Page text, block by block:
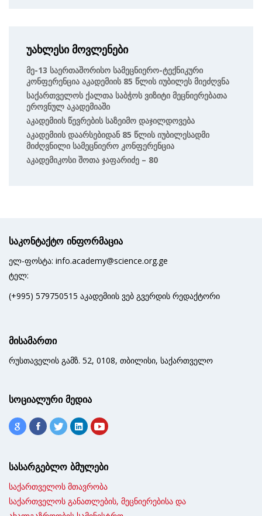
უახლესი მოვლენები
Მე-13 Საერთაშორისო Სამეცნიერო-Ტექნიკური
Კონფერენცია Აკადემიის 85 Წლის Იუბილეს Მიეძღვნა
Საქართველოს Ქალთა Საბჭოს Ვიზიტი Მეცნიერებათა
Ეროვნულ Აკადემიაში
Აკადემიის Წევრების Საზეიმო Დაჯილდოვება
Აკადემიის Დაარსებიდან 85 Წლის Იუბილესადმი
Მიძღვნილი Სამეცნიერო Კონფერენცია
Აკადემიკოსი Შოთა Ჯაფარიძე – 80
საკონტაქტო ინფორმაცია
ელ-ფოსტა: info.academy@science.org.ge
ტელ:
(+995) 579750515 აკადემიის ვებ გვერდის რედაქტორი
მისამართი
რუსთაველის გამზ. 52, 0108, თბილისი, საქართველო
სოციალური მედია
სასარგებლო ბმულები
საქართველოს მთავრობა
საქართველოს განათლების, მეცნიერებისა და